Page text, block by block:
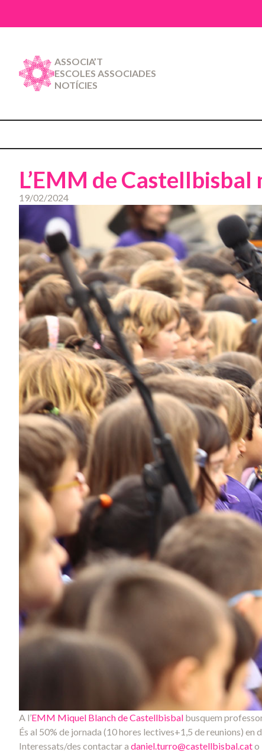
ASSOCIA’T
ESCOLES ASSOCIADES
NOTÍCIES
L’EMM de
19/02/2024
A l’EMM Miquel Blanch de Castellbisbal busquem
És al 50% de jornada (10 hores lectives+1,5 de reunions) en
Interessats/des contactar a daniel.turro@castellbisbal.cato